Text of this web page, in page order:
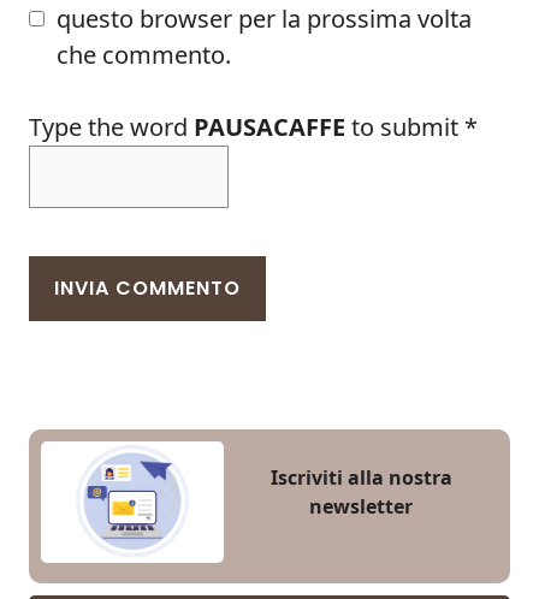
questo browser per la prossima volta
che commento.
Type the word PAUSACAFFE to submit *
Iscriviti alla nostra
newsletter